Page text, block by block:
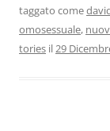
taggato come
omosessuale,
tories il29